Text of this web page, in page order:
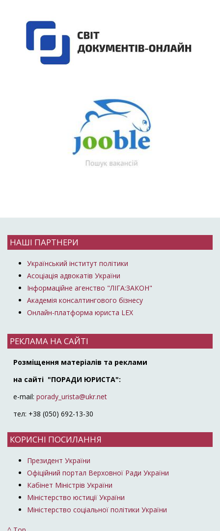
НАШІ ПАРТНЕРИ
Український інститут політики
Асоціація адвокатів України
Інформаційне агенство "ЛІГА:ЗАКОН"
Академія консалтингового бізнесу
Онлайн-платформа юриста LEX
РЕКЛАМА НА САЙТІ
Розміщення матеріалів та реклами
на сайті "ПОРАДИ ЮРИСТА":
e-mail: porady_urista@ukr.net
тел: +38 (050) 692-13-30
КОРИСНІ ПОСИЛАННЯ
Президент України
Офіційний портал Верховної Ради України
Кабінет Міністрів України
Міністерство юстиції України
Міністерство соціальної політики України